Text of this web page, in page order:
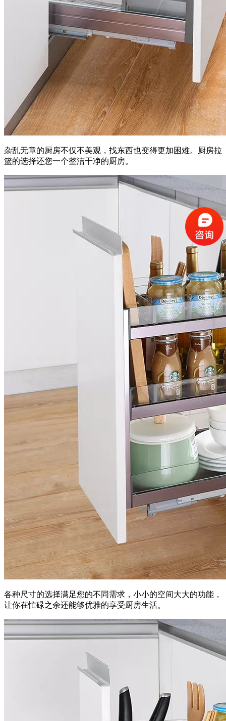
杂乱无章的厨房不仅不美观，找东西也变得更加困难。厨房拉
篮的选择还您一个整洁干净的厨房。
各种尺寸的选择满足您的不同需求，小小的空间大大的功能，
让你在忙碌之余还能够优雅的享受厨房生活。